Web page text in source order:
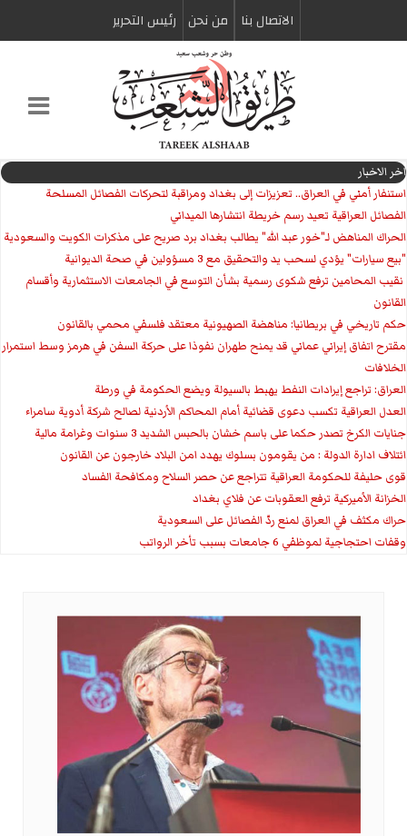
الاتصال بنا من نحن رئیس التحریر
اخر الاخبار
استنفار أمني في العراق.. تعزيزات إلى بغداد ومراقبة لتحركات الفصائل المسلحة
الفصائل العراقية تعيد رسم خريطة انتشارها الميداني
الحراك المناهض لـ"خور عبد الله" يطالب بغداد برد صريح على مذكرات الكويت والسعودية
"بيع سيارات" يؤدي لسحب يد والتحقيق مع 3 مسؤولين في صحة الديوانية
‏ نقيب المحامين ترفع شكوى رسمية بشأن التوسع في الجامعات الاستثمارية وأقسام
القانون
حكم تاريخي في بريطانيا: مناهضة الصهيونية معتقد فلسفي محمي بالقانون
مقترح اتفاق إيراني عماني قد يمنح طهران نفوذا على حركة السفن في هرمز وسط استمرار
الخلافات
العراق: تراجع إيرادات النفط يهبط بالسيولة ويضع الحكومة في ورطة
العدل العراقية تكسب دعوى قضائية أمام المحاكم الأردنية لصالح شركة أدوية سامراء
جنايات الكرخ تصدر حكما على باسم خشان بالحبس الشديد 3 سنوات وغرامة مالية
ائتلاف ادارة الدولة : من يقومون بسلوك يهدد امن البلاد خارجون عن القانون
قوى حليفة للحكومة العراقية تتراجع عن حصر السلاح ومكافحة الفساد
الخزانة الأميركية ترفع العقوبات عن فلاي بغداد
حراك مكثف في العراق لمنع ردّ الفصائل على السعودية
وقفات احتجاجية لموظفي 6 جامعات بسبب تأخر الرواتب